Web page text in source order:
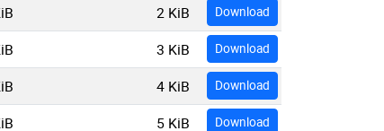
2 KiB Download
3 KiB Download
4 KiB Download
5 KiB Download